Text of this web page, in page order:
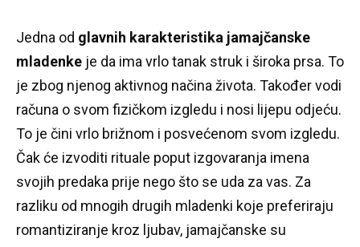
Jedna od glavnih karakteristika jamajčanske
mladenke je da ima vrlo tanak struk i široka prsa. To
je zbog njenog aktivnog načina života. Također vodi
računa o svom fizičkom izgledu i nosi lijepu odjeću.
To je čini vrlo brižnom i posvećenom svom izgledu.
Čak će izvoditi rituale poput izgovaranja imena
svojih predaka prije nego što se uda za vas. Za
razliku od mnogih drugih mladenki koje preferiraju
romantiziranje kroz ljubav, jamajčanske su